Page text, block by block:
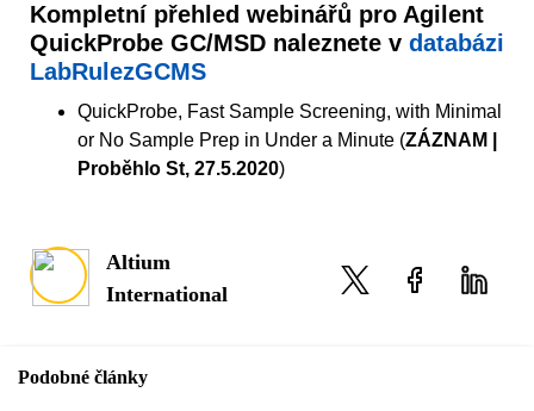
Kompletní přehled webinářů pro Agilent
QuickProbe GC/MSD naleznete v databázi
LabRulezGCMS
QuickProbe, Fast Sample Screening, with Minimal
or No Sample Prep in Under a Minute (ZÁZNAM |
Proběhlo St, 27.5.2020)
Altium
International
Podobné články